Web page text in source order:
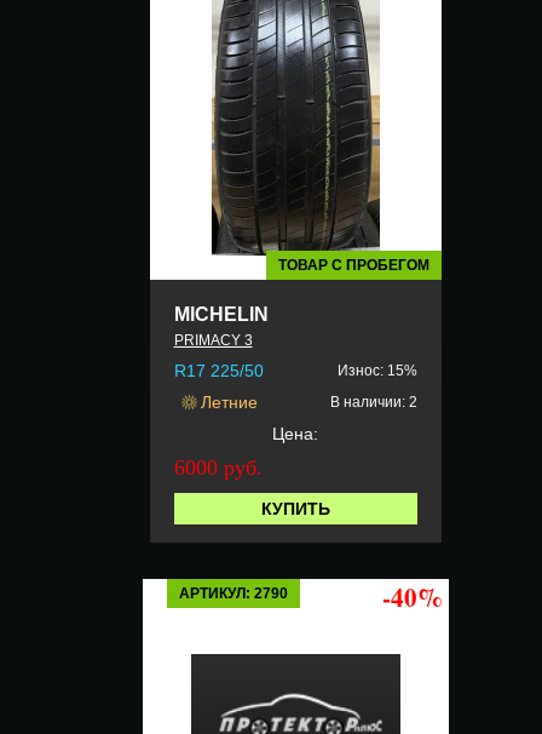
ТОВАР С ПРОБЕГОМ
MICHELIN
PRIMACY 3
R17 225/50 Износ: 15%
Летние В наличии: 2
Цена:
6000 руб.
КУПИТЬ
АРТИКУЛ: 2790 -40%